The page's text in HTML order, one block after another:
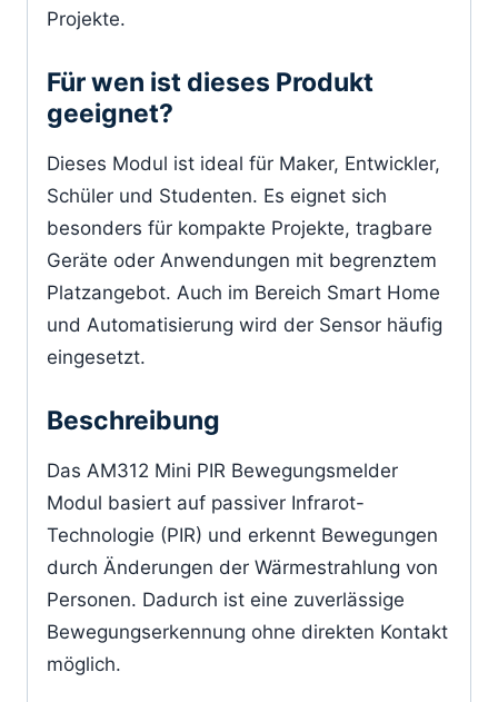
Projekte.
Für wen ist dieses Produkt
geeignet?
Dieses Modul ist ideal für Maker, Entwickler,
Schüler und Studenten. Es eignet sich
besonders für kompakte Projekte, tragbare
Geräte oder Anwendungen mit begrenztem
Platzangebot. Auch im Bereich Smart Home
und Automatisierung wird der Sensor häufig
eingesetzt.
Beschreibung
Das AM312 Mini PIR Bewegungsmelder
Modul basiert auf passiver Infrarot-
Technologie (PIR) und erkennt Bewegungen
durch Änderungen der Wärmestrahlung von
Personen. Dadurch ist eine zuverlässige
Bewegungserkennung ohne direkten Kontakt
möglich.